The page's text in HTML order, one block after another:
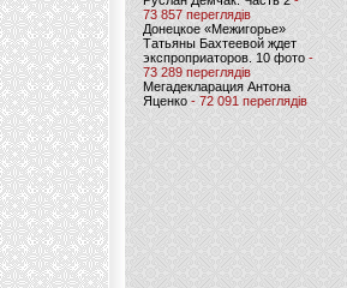
73 857 переглядів
Донецкое «Межигорье»
Татьяны Бахтеевой ждет
экспроприаторов. 10 фото -
73 289 переглядів
Мегадекларация Антона
Яценко - 72 091 переглядів